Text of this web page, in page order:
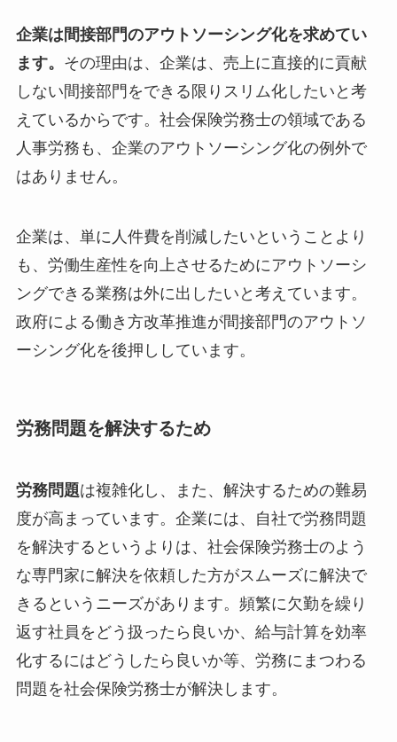
企業は間接部門のアウトソーシング化を求めてい
ます。 その理由は、企業は、売上に直接的に貢献
しない間接部門をできる限りスリム化したいと考
えているからです。社会保険労務士の領域である
人事労務も、企業のアウトソーシング化の例外で
はありません。
企業は、単に人件費を削減したいということより
も、労働生産性を向上させるためにアウトソーシ
ングできる業務は外に出したいと考えています。
政府による働き方改革推進が間接部門のアウトソ
ーシング化を後押ししています。
労務問題を解決するため
労務問題は複雑化し、また、解決するための難易
度が高まっています。企業には、自社で労務問題
を解決するというよりは、社会保険労務士のよう
な専門家に解決を依頼した方がスムーズに解決で
きるというニーズがあります。頻繁に欠勤を繰り
返す社員をどう扱ったら良いか、給与計算を効率
化するにはどうしたら良いか等、労務にまつわる
問題を社会保険労務士が解決します。